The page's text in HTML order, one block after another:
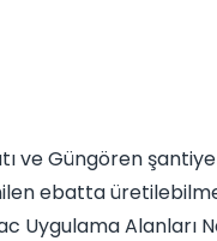
ve Güngören
ebatta
Uygulama Alanları